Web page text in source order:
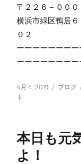
〒２２６－０００
横浜市緑区鴨居
０２
ーーーーーーー
ーーーーーーー
投
稿
4月 4, 2019
カ
ブログ
ト
本日も元
よ！